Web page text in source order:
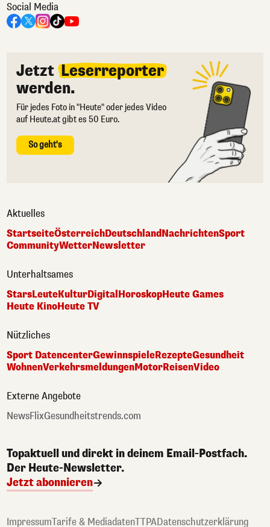
Social Media
Jetzt Leserreporter
werden.
Für jedes Foto in "Heute" oder jedes Video
auf Heute.at gibt es 50 Euro.
So geht's
Aktuelles
StartseiteÖsterreichDeutschlandNachrichtenSport
CommunityWetterNewsletter
Unterhaltsames
StarsLeuteKulturDigital HoroskopHeute Games
Heute KinoHeute TV
Nützliches
Sport DatencenterGewinnspieleRezepteGesundheit
WohnenVerkehrsmeldungenMotorReisenVideo
Externe Angebote
NewsFlixGesundheitstrends.com
Topaktuell und direkt in deinem Email-Postfach.
Der Heute-Newsletter.
Jetzt abonnieren
ImpressumTarife & MediadatenTTPADatenschutzerklärung